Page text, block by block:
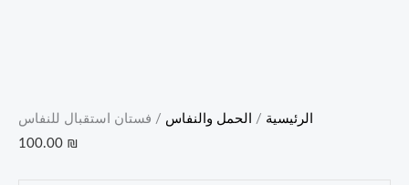
الرئيسية / الحمل والنفاس / فستان استقبال للنفاس
100.00 ₪